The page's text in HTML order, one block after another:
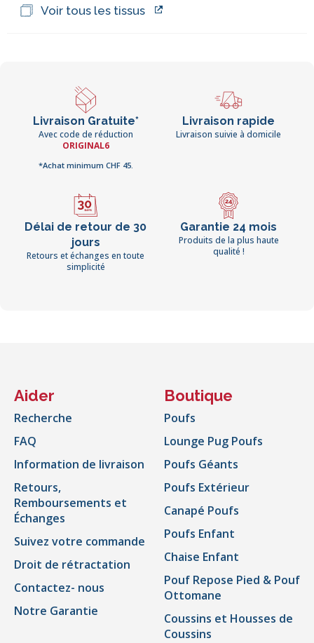
Voir tous les tissus
Livraison Gratuite*
Avec code de réduction
ORIGINAL6
*Achat minimum CHF 45.
Livraison rapide
Livraison suivie à domicile
Délai de retour de 30
jours
Retours et échanges en toute
simplicité
Garantie 24 mois
Produits de la plus haute
qualité !
Aider
Recherche
FAQ
Information de livraison
Retours,
Remboursements et
Échanges
Suivez votre commande
Droit de rétractation
Contactez- nous
Notre Garantie
Boutique
Poufs
Lounge Pug Poufs
Poufs Géants
Poufs Extérieur
Canapé Poufs
Poufs Enfant
Chaise Enfant
Pouf Repose Pied & Pouf
Ottomane
Coussins et Housses de
Coussins